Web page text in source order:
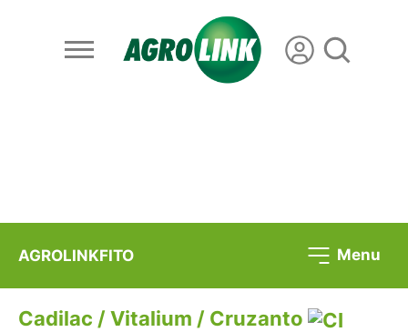
AGROLINKFITO Menu
Cadilac / Vitalium / Cruzanto